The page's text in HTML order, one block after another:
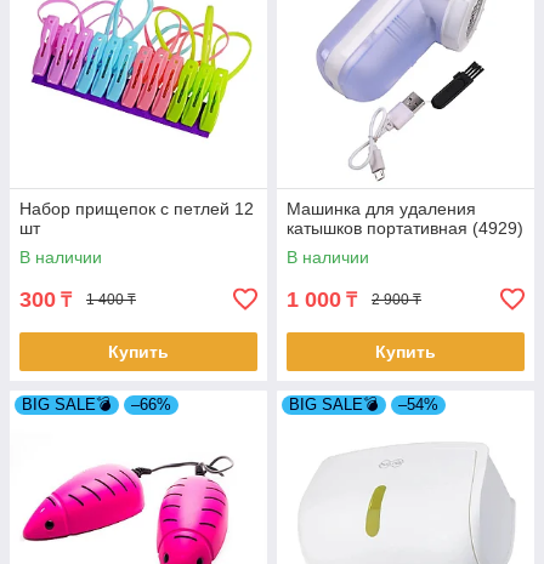
Набор прищепок с петлей 12
шт
В наличии
300 ₸ 1 400 ₸
Купить
Машинка для удаления
катышков портативная (4929)
В наличии
1 000 ₸ 2 900 ₸
Купить
BIG SALE💣 –66% BIG SALE💣 –54%